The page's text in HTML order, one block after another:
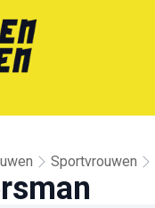
Sportvrouwen